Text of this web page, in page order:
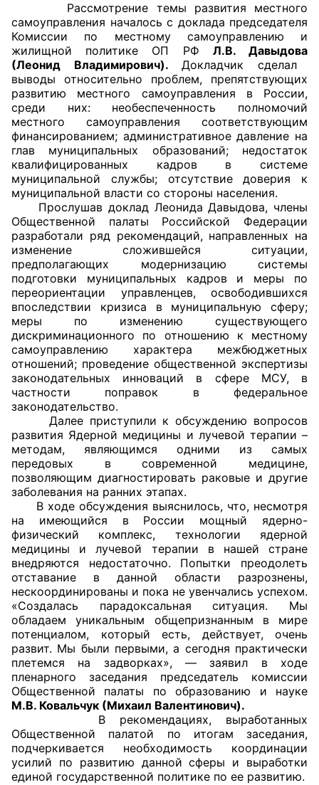
Общественные советы
Общественные советы при территориальных
органах федеральных органов
исполнительной власти
Общественные советы по проведению
независимой оценки качества условий
оказания услуг
О Палате
Структура Палаты
Комиссии
Экспертный совет ОП КО
Совет ОП КО
Общественный штаб
Члены ОП КО
Документы ОП КО
Регламент ОП КО
Кодекс этики ОП КО
Положения
Соглашения
Рекомендации
Порядок работы ЦОН
Аппарат ОП КО
УСТАВ ГКУ “АППАРАТ ОП КО”
Доходы руководителя за 2024 г.
Рассмотрение темы развития местного
самоуправления началось с доклада председателя
Комиссии по местному самоуправлению и
жилищной политике ОП РФ Л.В. Давыдова
(Леонид Владимирович). Докладчик сделал
выводы относительно проблем, препятствующих
развитию местного самоуправления в России,
среди них: необеспеченность полномочий
местного самоуправления соответствующим
финансированием; административное давление на
глав муниципальных образований; недостаток
квалифицированных кадров в системе
муниципальной службы; отсутствие доверия к
муниципальной власти со стороны населения.
Прослушав доклад Леонида Давыдова, члены
Общественной палаты Российской Федерации
разработали ряд рекомендаций, направленных на
изменение сложившейся ситуации,
предполагающих модернизацию системы
подготовки муниципальных кадров и меры по
переориентации управленцев, освободившихся
впоследствии кризиса в муниципальную сферу;
меры по изменению существующего
дискриминационного по отношению к местному
самоуправлению характера межбюджетных
отношений; проведение общественной экспертизы
законодательных инноваций в сфере МСУ, в
частности поправок в федеральное
законодательство.
Далее приступили к обсуждению вопросов
развития Ядерной медицины и лучевой терапии –
методам, являющимся одними из самых
передовых в современной медицине,
позволяющим диагностировать раковые и другие
заболевания на ранних этапах.
В ходе обсуждения выяснилось, что, несмотря
на имеющийся в России мощный ядерно-
физический комплекс, технологии ядерной
медицины и лучевой терапии в нашей стране
внедряются недостаточно. Попытки преодолеть
отставание в данной области разрознены,
нескоординированы и пока не увенчались успехом.
«Создалась парадоксальная ситуация. Мы
обладаем уникальным общепризнанным в мире
потенциалом, который есть, действует, очень
развит. Мы были первыми, а сегодня практически
плетемся на задворках», — заявил в ходе
пленарного заседания председатель комиссии
Общественной палаты по образованию и науке
М.В. Ковальчук (Михаил Валентинович).
В рекомендациях, выработанных
Общественной палатой по итогам заседания,
подчеркивается необходимость координации
усилий по развитию данной сферы и выработки
единой государственной политике по ее развитию.